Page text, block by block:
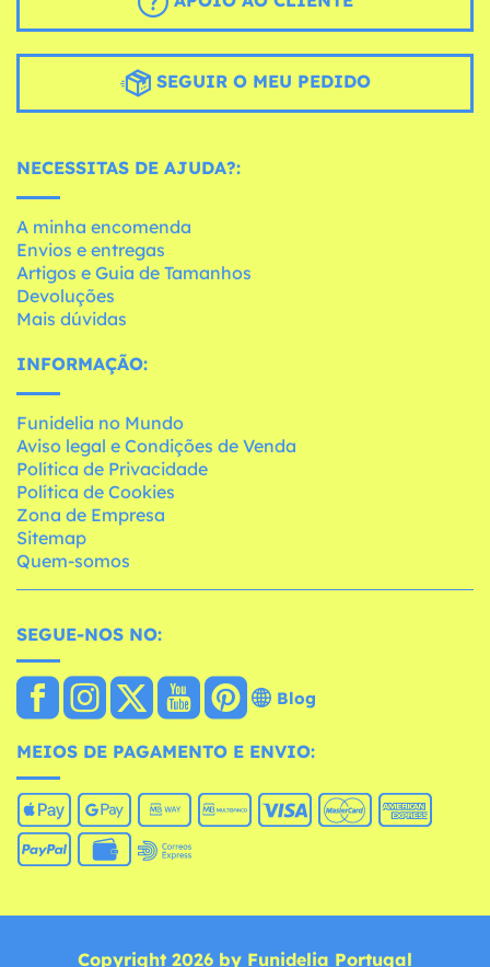
SEGUIR O MEU PEDIDO
NECESSITAS DE AJUDA?:
A minha encomenda
Envios e entregas
Artigos e Guia de Tamanhos
Devoluções
Mais dúvidas
INFORMAÇÃO:
Funidelia no Mundo
Aviso legal e Condições de Venda
Política de Privacidade
Política de Cookies
Zona de Empresa
Sitemap
Quem-somos
SEGUE-NOS NO:
Blog
MEIOS DE PAGAMENTO E ENVIO:
Copyright 2026 by Funidelia Portugal